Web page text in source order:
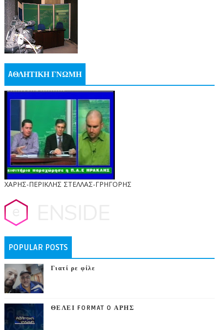
AΘΛΗΤΙΚΗ ΓΝΩΜΗ
ΧΑΡΗΣ-ΠΕΡΙΚΛΗΣ ΣΤΕΛΛΑΣ-ΓΡΗΓΟΡΗΣ
POPULAR POSTS
Γιατί ρε φίλε
ΘΕΛΕΙ FORMAT O ΑΡΗΣ